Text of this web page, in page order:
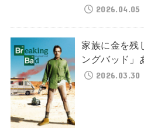
2026.04.05
家族に金を
ングバッド」
2026.03.30